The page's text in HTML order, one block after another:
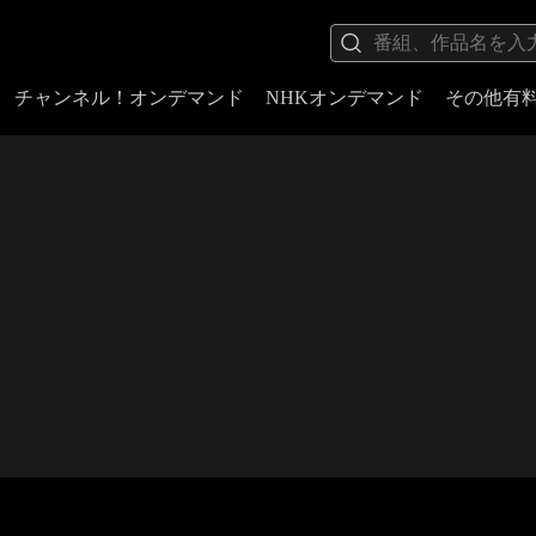
チャンネル！オンデマンド NHKオンデマンド その他有